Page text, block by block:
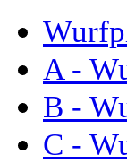
A -
B -
C -